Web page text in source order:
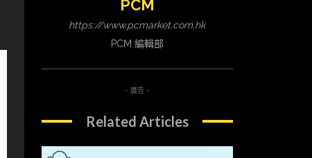
PCM
https://www.pcmarket.com.hk
PCM 編輯部
- 廣告 -
Related Articles